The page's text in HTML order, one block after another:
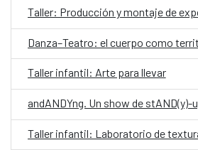
Danza–Teatro: el cuerpo como
Taller infantil: Arte para llevar
Taller infantil: Laboratorio de